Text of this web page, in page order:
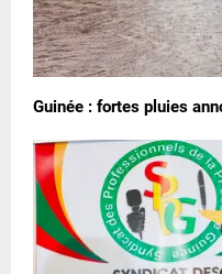
Guinée : fortes pluies